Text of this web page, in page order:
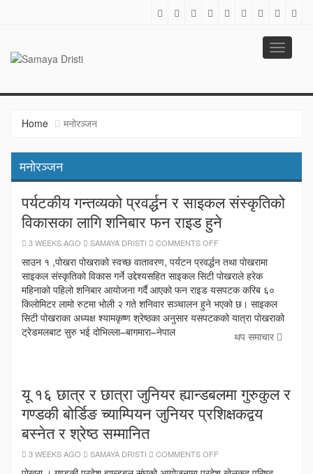
Toggle
Home मनोरञ्जन
मनोरञ्जन
पर्यटकीय गन्तव्यको प्रवर्द्धन र साइकल संस्कृतिको
विकासका लागि शनिबार फन राइड हुने
3 WEEKS AGO SAMAYA DRISTI COMMENTS OFFON
गन्तव्यको
प्रवर्द्धन
र
संस्कृतिको
विकासका
लागि
शनिबार
साउन १ ,पोखरा पोखराको स्वच्छ वातावरण, पर्यटन प्रवर्द्धन तथा पोखरामा
साइकल संस्कृतिको विकास गर्ने उद्देश्यसहित साइकल सिटी पोखराले हरेक
महिनाको पहिलो शनिबार आयोजना गर्दै आएको फन राइड यसपटक करिब ६०
किलोमिटर लामो रुटमा भोली २ गते शनिवार सञ्चालन हुने भएको छ। साइकल
सिटी पोखराका अध्यक्ष श्यामकृष्ण श्रेष्ठका अनुसार यसपटकको यात्रा पोखराको
ट्रेडमलबाट सुरु भई दोभिल्ला–बागमारा–नेपाल
थप समाचार
यू १६ छात्र र छात्रा जुनियर ह्यान्डबलमा गुरुकुल र
गण्डकी बोर्डिङ च्याम्पियन जुनियर प्रशिक्षकद्वय
बस्नेत र श्रेष्ठ सम्मानित
3 WEEKS AGO SAMAYA DRISTI COMMENTS OFFON
१६